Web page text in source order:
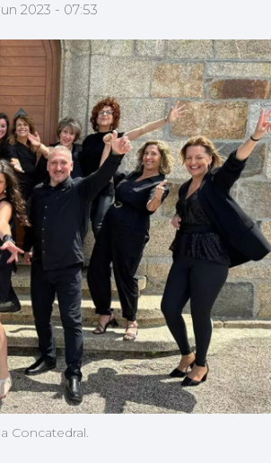
2023 - 07:53
Concatedral.